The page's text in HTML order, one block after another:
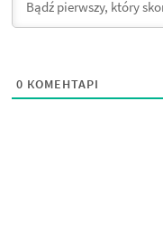
0 КОМЕНТАРІ